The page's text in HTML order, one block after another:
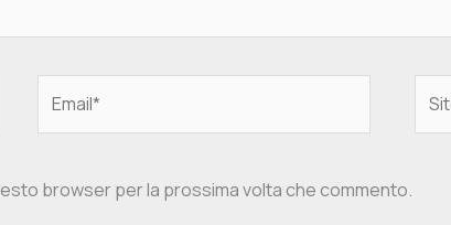
web
browser per la prossima volta che commento.